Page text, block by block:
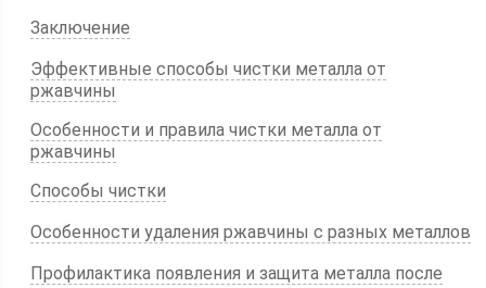
Заключение
Эффективные способы чистки металла от
ржавчины
Особенности и правила чистки металла от
ржавчины
Способы чистки
Особенности удаления ржавчины с разных металлов
Профилактика появления и защита металла после